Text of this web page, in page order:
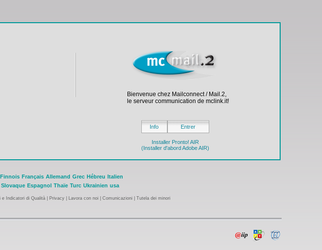
Bienvenue chez Mailconnect / Mail.2,
le serveur communication de mclink.it!
Info Entrer
Installer Pronto! AIR
(Installer d'abord Adobe AIR)
Finnois Français Allemand Grec Hébreu Italien
Slovaque Espagnol Thaïe Turc Ukrainien usa
e Indicatori di Qualità| Privacy| Lavora con noi| Comunicazioni| Tutela dei minori